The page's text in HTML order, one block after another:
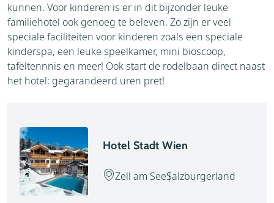
kunnen. Voor kinderen is er in dit bijzonder leuke
familiehotel ook genoeg te beleven. Zo zijn er veel
speciale faciliteiten voor kinderen zoals een speciale
kinderspa, een leuke speelkamer, mini bioscoop,
tafeltennnis en meer! Ook start de rodelbaan direct naast
het hotel: gegarandeerd uren pret!
Hotel Stadt Wien
Zell am SeeSalzburgerland